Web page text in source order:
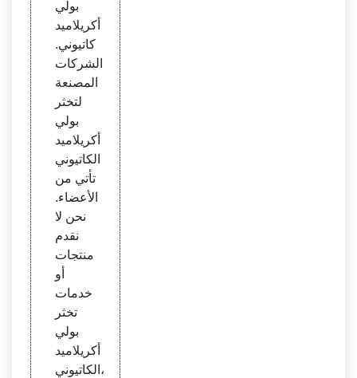
بولي
أكريلاميد
كاتيوني.
الشركات
المصنعة
لتخثر
بولي
أكريلاميد
الكاتيوني
تأتي من
الأعضاء.
نحن لا
نقدم
منتجات
أو
خدمات
تخثر
بولي
أكريلاميد
الكاتيوني،